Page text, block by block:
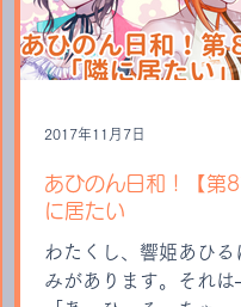
あひのん日和！【第
に居たい
わたくし、響姫あひる
みがあります。それ
2017年11月7日